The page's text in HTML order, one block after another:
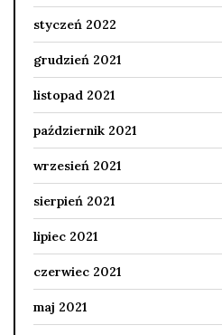
styczeń 2022
grudzień 2021
listopad 2021
październik 2021
wrzesień 2021
sierpień 2021
lipiec 2021
czerwiec 2021
maj 2021